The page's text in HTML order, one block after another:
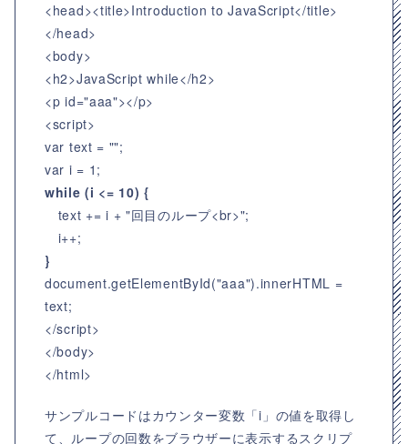
<head><title>Introduction to JavaScript</title>
</head>
<body>
<h2>JavaScript while</h2>
<p id="aaa"></p>
<script>
var text = "";
var i = 1;
while (i <= 10) {
text += i + "回目のループ<br>";
i++;
}
document.getElementById("aaa").innerHTML =
text;
</script>
</body>
</html>
サンプルコードはカウンター変数「i」の値を取得し
て、ループの回数をブラウザーに表示するスクリプ